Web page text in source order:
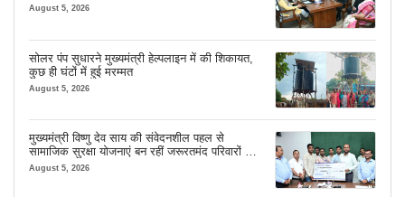
August 5, 2026
सोलर पंप सुधारने मुख्यमंत्री हेल्पलाइन में की शिकायत,
कुछ ही घंटों में हुई मरम्मत
August 5, 2026
मुख्यमंत्री विष्णु देव साय की संवेदनशील पहल से
सामाजिक सुरक्षा योजनाएं बन रहीं जरूरतमंद परिवारों का
मजबूत सहारा
August 5, 2026